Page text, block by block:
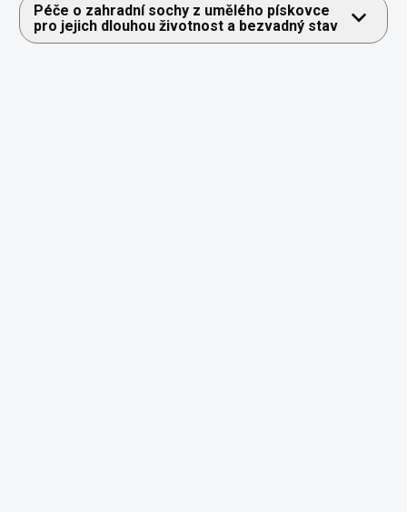
Péče o zahradní sochy z umělého pískovce
pro jejich dlouhou životnost a bezvadný stav